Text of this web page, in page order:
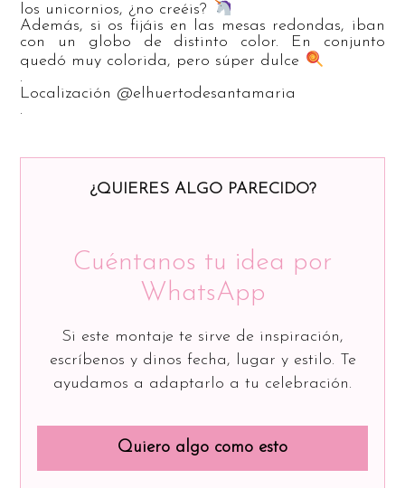
los unicornios, ¿no creéis?
Además, si os fijáis en las mesas redondas, iban
con un globo de distinto color. En conjunto
quedó muy colorida, pero súper dulce
.
Localización @elhuertodesantamaria
.
¿QUIERES ALGO PARECIDO?
Cuéntanos tu idea por
WhatsApp
Si este montaje te sirve de inspiración,
escríbenos y dinos fecha, lugar y estilo. Te
ayudamos a adaptarlo a tu celebración.
Quiero algo como esto